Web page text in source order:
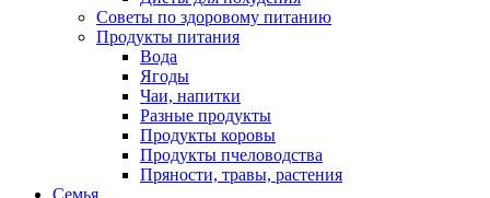
Советы по здоровому питанию
Продукты питания
Вода
Ягоды
Чаи, напитки
Разные продукты
Продукты коровы
Продукты пчеловодства
Пряности, травы, растения
Семья